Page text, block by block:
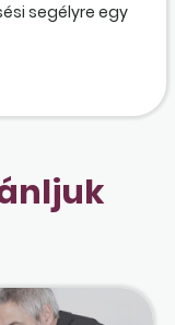
segélyre egy